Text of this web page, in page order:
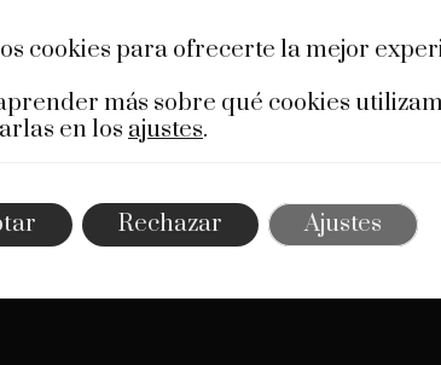
En Belegal, ofrecemos asesoría
calidad, abarcando diversas áreas
el respaldo de un equipo de
cookies para ofrecerte la mejor
más sobre qué cookies
en los ajustes.
Rechazar Ajustes